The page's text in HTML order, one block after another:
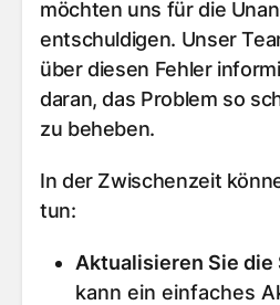
möchten uns für die
entschuldigen. Unser
über diesen Fehler
daran, das Problem so
zu beheben.
In der Zwischenzeit
tun:
Aktualisieren Sie die
kann ein einfaches